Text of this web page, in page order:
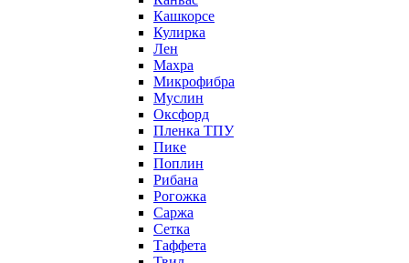
Кашкорсе
Кулирка
Лен
Махра
Микрофибра
Муслин
Оксфорд
Пленка ТПУ
Пике
Поплин
Рибана
Рогожка
Саржа
Сетка
Таффета